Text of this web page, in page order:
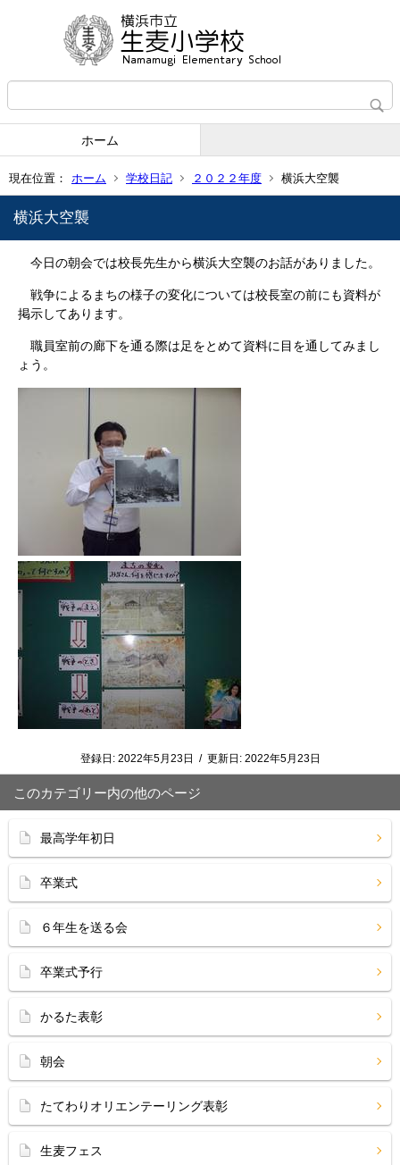
ホーム
現在位置： ホーム 学校日記 ２０２２年度 横浜大空襲
横浜大空襲
今日の朝会では校長先生から横浜大空襲のお話がありました。
戦争によるまちの様子の変化については校長室の前にも資料が
掲示してあります。
職員室前の廊下を通る際は足をとめて資料に目を通してみまし
ょう。
登録日: 2022年5月23日 / 更新日: 2022年5月23日
このカテゴリー内の他のページ
最高学年初日
卒業式
６年生を送る会
卒業式予行
かるた表彰
朝会
たてわりオリエンテーリング表彰
生麦フェス